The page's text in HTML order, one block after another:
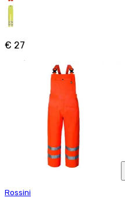
€ 27
Rossini